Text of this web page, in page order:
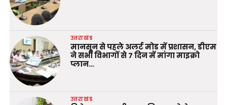
उत्तराखंड
मानसून से पहले अलर्ट मोड में प्रशासन, डीएम
ने सभी विभागों से 7 दिन में मांगा माइक्रो
प्लान…
उत्तराखंड